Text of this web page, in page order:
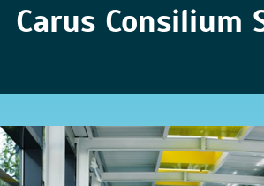
Carus Consilium